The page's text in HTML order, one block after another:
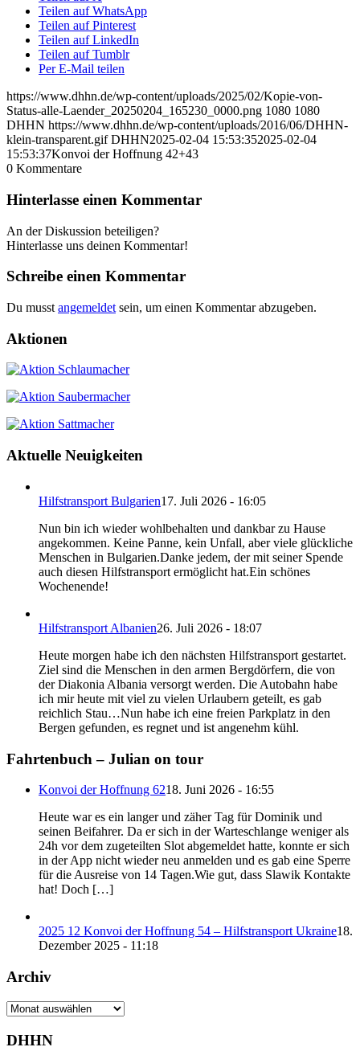
Teilen auf WhatsApp
Teilen auf Pinterest
Teilen auf LinkedIn
Teilen auf Tumblr
Per E-Mail teilen
https://www.dhhn.de/wp-content/uploads/2025/02/Kopie-von-
Status-alle-Laender_20250204_165230_0000.png 1080 1080
DHHN https://www.dhhn.de/wp-content/uploads/2016/06/DHHN-
klein-transparent.gif DHHN2025-02-04 15:53:352025-02-04
15:53:37Konvoi der Hoffnung 42+43
0 Kommentare
Hinterlasse einen Kommentar
An der Diskussion beteiligen?
Hinterlasse uns deinen Kommentar!
Schreibe einen Kommentar
Du musst angemeldet sein, um einen Kommentar abzugeben.
Aktionen
Aktuelle Neuigkeiten
Hilfstransport Bulgarien17. Juli 2026 - 16:05
Nun bin ich wieder wohlbehalten und dankbar zu Hause
angekommen. Keine Panne, kein Unfall, aber viele glückliche
Menschen in Bulgarien.Danke jedem, der mit seiner Spende
auch diesen Hilfstransport ermöglicht hat.Ein schönes
Wochenende!
Hilfstransport Albanien26. Juli 2026 - 18:07
Heute morgen habe ich den nächsten Hilfstransport gestartet.
Ziel sind die Menschen in den armen Bergdörfern, die von
der Diakonia Albania versorgt werden. Die Autobahn habe
ich mir heute mit viel zu vielen Urlaubern geteilt, es gab
reichlich Stau…Nun habe ich eine freien Parkplatz in den
Bergen gefunden, es regnet und ist angenehm kühl.
Fahrtenbuch – Julian on tour
Konvoi der Hoffnung 6218. Juni 2026 - 16:55
Heute war es ein langer und zäher Tag für Dominik und
seinen Beifahrer. Da er sich in der Warteschlange weniger als
24h vor dem zugeteilten Slot abgemeldet hatte, konnte er sich
in der App nicht wieder neu anmelden und es gab eine Sperre
für die Ausreise von 14 Tagen.Wie gut, dass Slawik Kontakte
hat! Doch […]
2025 12 Konvoi der Hoffnung 54 – Hilfstransport Ukraine18.
Dezember 2025 - 11:18
Archiv
Archiv
DHHN